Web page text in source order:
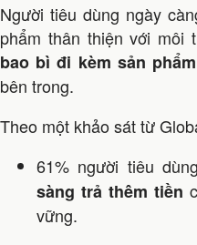
Người tiêu dùng ngày
phẩm thân thiện với môi
bao bì đi kèm sản phẩm
bên trong.
Theo một khảo sát từ
61% người tiêu
sàng trả thêm tiền
vững.